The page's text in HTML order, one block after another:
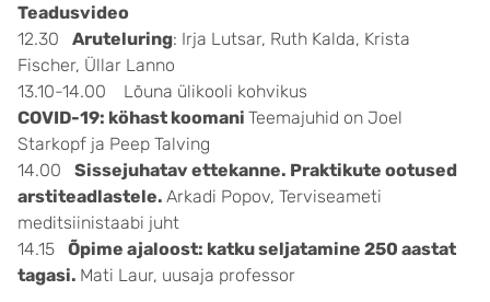
Teadusvideo
12.30 Aruteluring: Irja Lutsar, Ruth Kalda, Krista
Fischer, Üllar Lanno
13.10-14.00 Lõuna ülikooli kohvikus
COVID-19: köhast koomani Teemajuhid on Joel
Starkopf ja Peep Talving
14.00 Sissejuhatav ettekanne. Praktikute ootused
arstiteadlastele. Arkadi Popov, Terviseameti
meditsiinistaabi juht
14.15 Õpime ajaloost: katku seljatamine 250 aastat
tagasi. Mati Laur, uusaja professor